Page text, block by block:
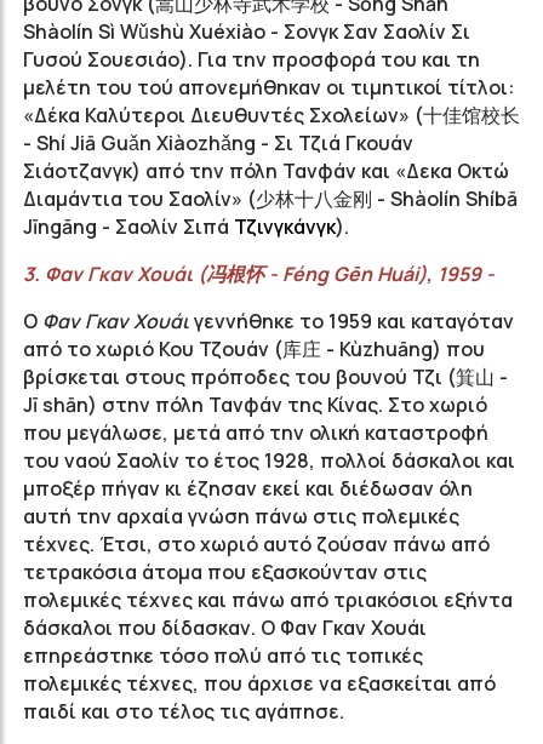
Shàolín Sì Wǔshù Xuéxiào - Σονγκ Σαν Σαολίν Σι
Γυσού Σουεσιάο). Για την προσφορά του και τη
μελέτη του τού απονεμήθηκαν οι τιμητικοί τίτλοι:
«Δέκα Καλύτεροι Διευθυντές Σχολείων» (十佳馆校长
- Shí Jiā Guǎn Xiàozhǎng - Σι Τζιά Γκουάν
Σιάοτζανγκ) από την πόλη Τανφάν και «Δεκα Οκτώ
Διαμάντια του Σαολίν» (少林十八金刚 - Shàolín Shíbā
Jīngāng - Σαολίν Σιπά Τζινγκάνγκ).
3. ΦανΓκανΧουάι (冯根怀- Féng Gēn Huái), 1959 -
Ο Φαν Γκαν Χουάιγεννήθηκε το 1959 και καταγόταν
από το χωριό Κου Τζουάν (库庄 - Kùzhuāng) που
βρίσκεται στους πρόποδες του βουνού Τζι (箕山 -
Jī shān) στην πόλη Τανφάν της Κίνας. Στο χωριό
που μεγάλωσε, μετά από την ολική καταστροφή
του ναού Σαολίν το έτος 1928, πολλοί δάσκαλοι και
μποξέρ πήγαν κι έζησαν εκεί και διέδωσαν όλη
αυτή την αρχαία γνώση πάνω στις πολεμικές
τέχνες. Έτσι, στο χωριό αυτό ζούσαν πάνω από
τετρακόσια άτομα που εξασκούνταν στις
πολεμικές τέχνες και πάνω από τριακόσιοι εξήντα
δάσκαλοι που δίδασκαν. Ο Φαν Γκαν Χουάι
επηρεάστηκε τόσο πολύ από τις τοπικές
πολεμικές τέχνες, που άρχισε να εξασκείται από
παιδί και στο τέλος τις αγάπησε.